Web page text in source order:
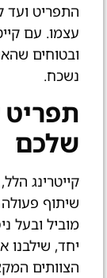
התפריט ועד
עצמו. עם
ובטוחים
נשכח.
תפריט
שלכם
קייטרינג
שיתוף
מוביל ובעל
יחד, שילבנו
הצוותים